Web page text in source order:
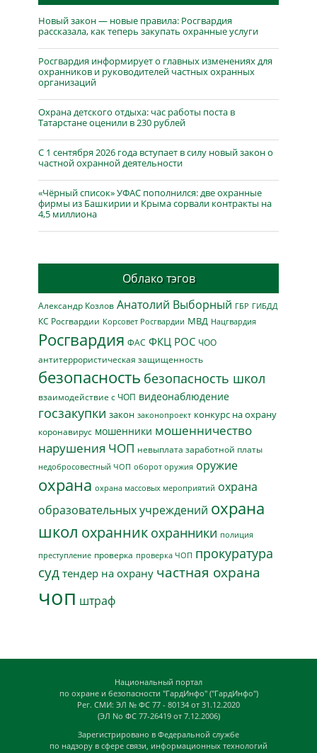
Новый закон — новые правила: Росгвардия
рассказала, как теперь закупать охранные услуги
Росгвардия информирует о главных изменениях для
охранников и руководителей частных охранных
организаций
Охрана детского отдыха: час работы поста в
Татарстане оценили в 230 рублей
С 1 сентября 2026 года вступает в силу новый закон о
частной охранной деятельности
«Чёрный список» УФАС пополнился: две охранные
фирмы из Башкирии и Крыма сорвали контракты на
4,5 миллиона
Облако тэгов
Александр Козлов Анатолий Выборный ГБР ГИБДД
КС Росгвардии Корсовет Росгвардии МВД Нацгвардия
Росгвардия ФАС ФКЦ РОС ЧОО
антитеррористическая защищенность
безопасность безопасность школ
взаимодействие с ЧОП видеонаблюдение
госзакупки закон законопроект конкурс на охрану
коронавирус мошенники мошенничество
нарушения ЧОП невыплата заработной платы
недобросовестный ЧОП оборот оружия оружие
охрана охрана массовых мероприятий охрана
образовательных учреждений охрана
школ охранник охранники полиция
преступление проверка проверка ЧОП прокуратура
суд тендер на охрану частная охрана
чоп штраф
Национальный портал
по охране и безопасности "ГардИнфо" ("ГардИнфо")
Рег. СМИ: ЭЛ № ФС 77 - 80134 от 31.12.2020
(ЭЛ No ФС 77-26419 от 7.12.2006)
Зарегистрировано в Федеральной службе
по надзору в сфере связи, информационных технологий